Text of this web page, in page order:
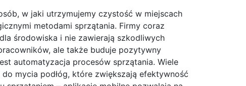
w jaki utrzymujemy czystość w miejscach
metodami sprzątania. Firmy coraz
środowiska i nie zawierają szkodliwych
ale także buduje pozytywny
automatyzacja procesów sprzątania. Wiele
mycia podłóg, które zwiększają efektywność